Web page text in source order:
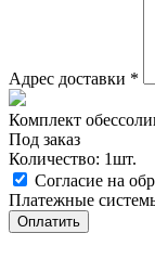
Адрес доставки *
Комплект
Под заказ
Количество: 1шт.
Согласие на
Платежные